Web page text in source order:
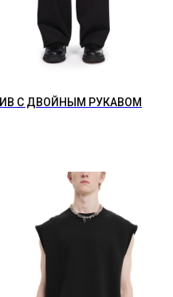
С ДВОЙНЫМ РУКАВОМ